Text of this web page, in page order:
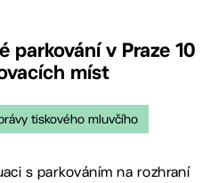
parkování v Praze 10
míst
tiskového mluvčího
s parkováním na rozhraní